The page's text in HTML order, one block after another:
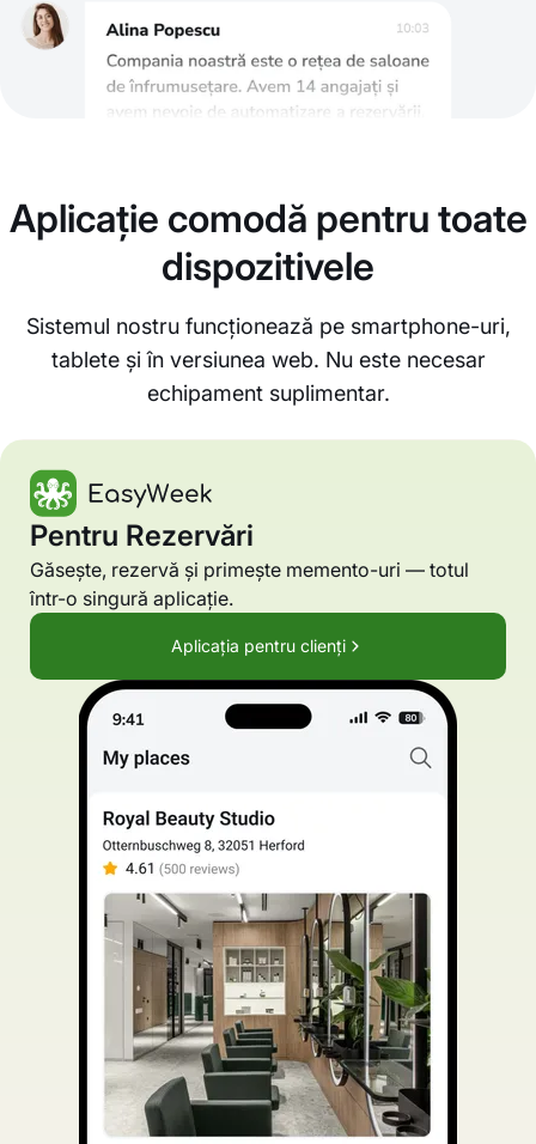
Aplicație comodă pentru toate
dispozitivele
Sistemul nostru funcționează pe smartphone-uri,
tablete și în versiunea web. Nu este necesar
echipament suplimentar.
Pentru Rezervări
Găsește, rezervă și primește memento-uri — totul
într-o singură aplicație.
Aplicația pentru clienți